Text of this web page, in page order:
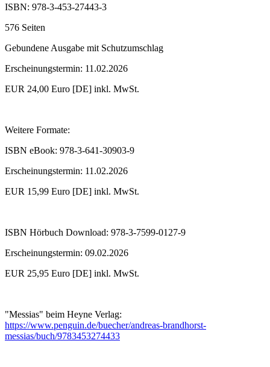
ISBN: 978-3-453-27443-3
576 Seiten
Gebundene Ausgabe mit Schutzumschlag
Erscheinungstermin: 11.02.2026
EUR 24,00 Euro [DE] inkl. MwSt.
Weitere Formate:
ISBN eBook: 978-3-641-30903-9
Erscheinungstermin: 11.02.2026
EUR 15,99 Euro [DE] inkl. MwSt.
ISBN Hörbuch Download: 978-3-7599-0127-9
Erscheinungstermin: 09.02.2026
EUR 25,95 Euro [DE] inkl. MwSt.
"Messias" beim Heyne Verlag:
https://www.penguin.de/buecher/andreas-brandhorst-
messias/buch/9783453274433